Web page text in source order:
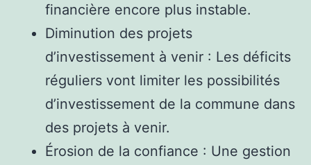
financière encore plus instable.
Diminution des projets
d’investissement à venir : Les déficits
réguliers vont limiter les possibilités
d’investissement de la commune dans
des projets à venir.
Érosion de la confiance : Une gestion